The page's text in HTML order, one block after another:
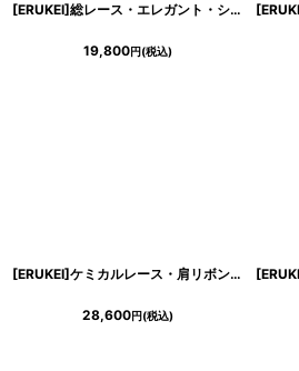
[ERUKEI]総レース・エレガント・ショート丈・ノースリーブ・タイト・ミニドレス・ワンピース[山崎みどり・れお着用][送料無料]myyl
19,800円(税込)
[ERUKEI]ケミカルレース・肩リボン・Vネック・ティアード・ノースリーブ・Aライン・ミニドレス・ワンピース[MIRIN・黒木麗奈着用]《送料＆代引き手数料無料》
28,600円(税込)